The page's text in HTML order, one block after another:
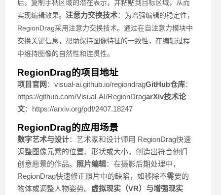
后，复制手柄区域的潜在表示，并粘贴到目标区域，从而
实现编辑效果。 注意力交换技术： 为增强编辑的稳定性，
RegionDrag采用注意力交换技术。通过在自注意力模块中
交换关键信息，帮助保持图像特征的一致性，在编辑过程
中维持图像的自然性和连贯性。
RegionDrag的项目地址
项目官网 ：visual-ai.github.io/regiondragGitHub仓库：
https://github.com/Visual-AI/RegionDragarXiv技术论
文：https://arxiv.org/pdf/2407.18247
RegionDrag的应用场景
数字艺术与设计：艺术家和设计师用 RegionDrag快速
调整图像元素的位置、形状或大小，创造出符合他们
创意愿景的作品。 照片编辑：在摄影后期处理中，
RegionDrag快速修正照片中的缺陷，如移除不需要的
物体或调整人物姿势。 虚拟现实（VR）与增强现实